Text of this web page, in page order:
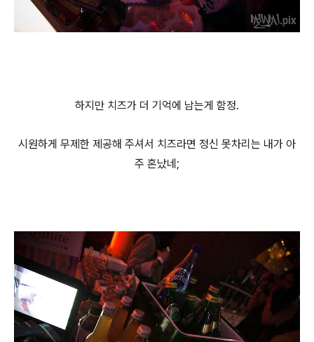
하지만 치즈가 더 기억에 남는게 함정.
시원하게 무제한 제공해 주셔서 치즈라면 정신 못차리는 내가 아
주 혼났네;